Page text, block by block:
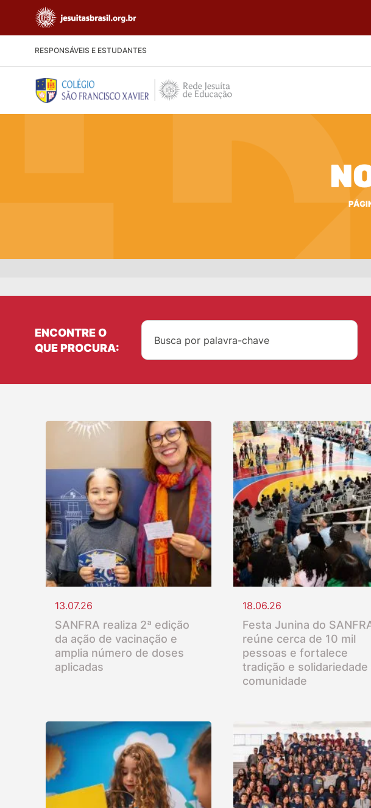
RESPONSÁVEIS E ESTUDANTES
ENCONTRE O
QUE PROCURA:
13.07.26
SANFRA realiza 2ª edição
da ação de vacinação e
amplia número de doses
aplicadas
18.06.26
Festa Junina do
reúne cerca de 10 mil
pessoas e fortalece
tradição e solidariedade
comunidade